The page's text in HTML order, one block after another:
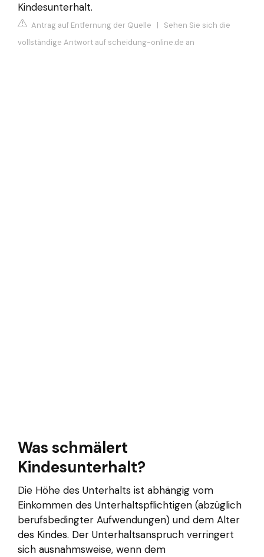
Kindesunterhalt.
Antrag auf Entfernung der Quelle | Sehen Sie sich die
vollständige Antwort auf scheidung-online.de an
Was schmälert
Kindesunterhalt?
Die Höhe des Unterhalts ist abhängig vom
Einkommen des Unterhaltspflichtigen (abzüglich
berufsbedingter Aufwendungen) und dem Alter
des Kindes. Der Unterhaltsanspruch verringert
sich ausnahmsweise, wenn dem